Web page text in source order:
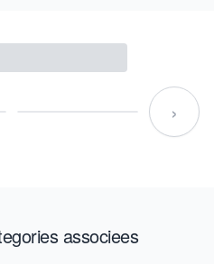
›
associees